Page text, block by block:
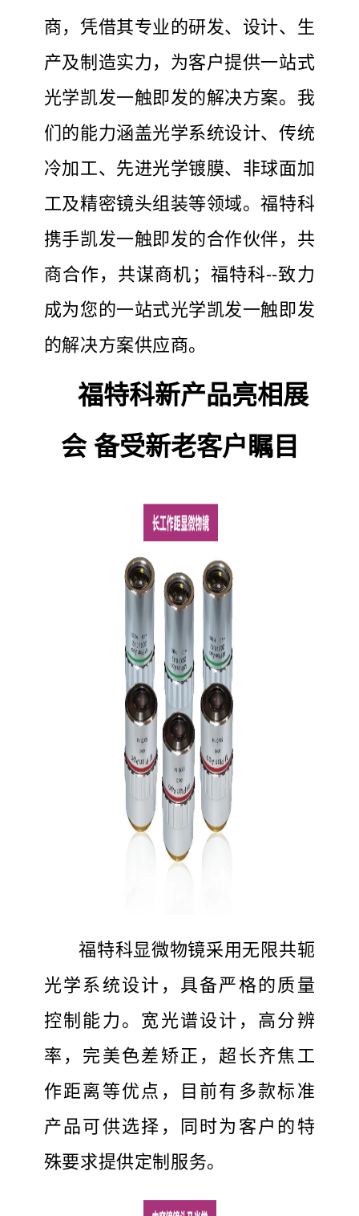
商，凭借其专业的研发、设计、生
产及制造实力，为客户提供一站式
光学凯发一触即发的解决方案。我
们的能力涵盖光学系统设计、传统
冷加工、先进光学镀膜、非球面加
工及精密镜头组装等领域。福特科
携手凯发一触即发的合作伙伴，共
商合作，共谋商机；福特科--致力
成为您的一站式光学凯发一触即发
的解决方案供应商。
福特科新产品亮相展
会 备受新老客户瞩目
福特科显微物镜采用无限共轭
光学系统设计，具备严格的质量
控制能力。宽光谱设计，高分辨
率，完美色差矫正，超长齐焦工
作距离等优点，目前有多款标准
产品可供选择，同时为客户的特
殊要求提供定制服务。